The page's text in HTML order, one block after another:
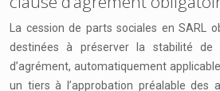
La cession de parts sociales en SARL
destinées à préserver la stabilité de
d’agrément, automatiquement
un tiers à l’approbation préalable des